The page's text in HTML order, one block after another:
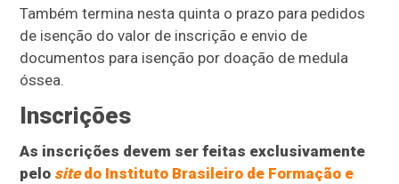
Também termina nesta quinta o prazo para pedidos
de isenção do valor de inscrição e envio de
documentos para isenção por doação de medula
óssea.
Inscrições
As inscrições devem ser feitas exclusivamente
pelo sitedo Instituto Brasileiro de Formação e